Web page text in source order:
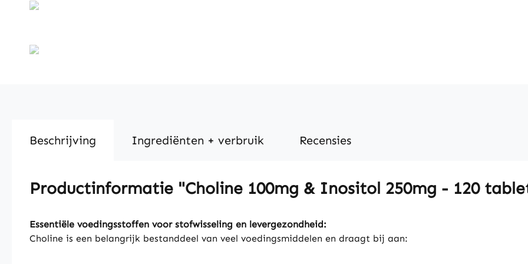
Beschrijving Ingrediënten + verbruik Recensies
Productinformatie "Choline 100mg & Inositol 250mg - 120
Essentiële voedingsstoffen voor stofwisseling en levergezondheid:
Choline is een belangrijk bestanddeel van veel voedingsmiddelen en draagt bij aan: